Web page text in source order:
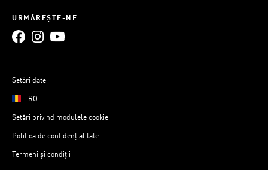
URMĂREȘTE-NE
Setări date
RO
Setări privind modulele cookie
Politica de confidențialitate
Termeni și condiții